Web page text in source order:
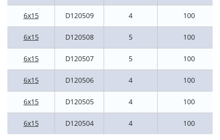
6x15 D120509 4 100
6x15 D120508 5 100
6x15 D120507 5 100
6x15 D120506 4 100
6x15 D120505 4 100
6x15 D120504 4 100